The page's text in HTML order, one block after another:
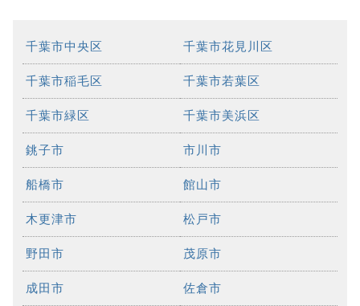
千葉市中央区 千葉市花見川区
千葉市稲毛区 千葉市若葉区
千葉市緑区 千葉市美浜区
銚子市 市川市
船橋市 館山市
木更津市 松戸市
野田市 茂原市
成田市 佐倉市